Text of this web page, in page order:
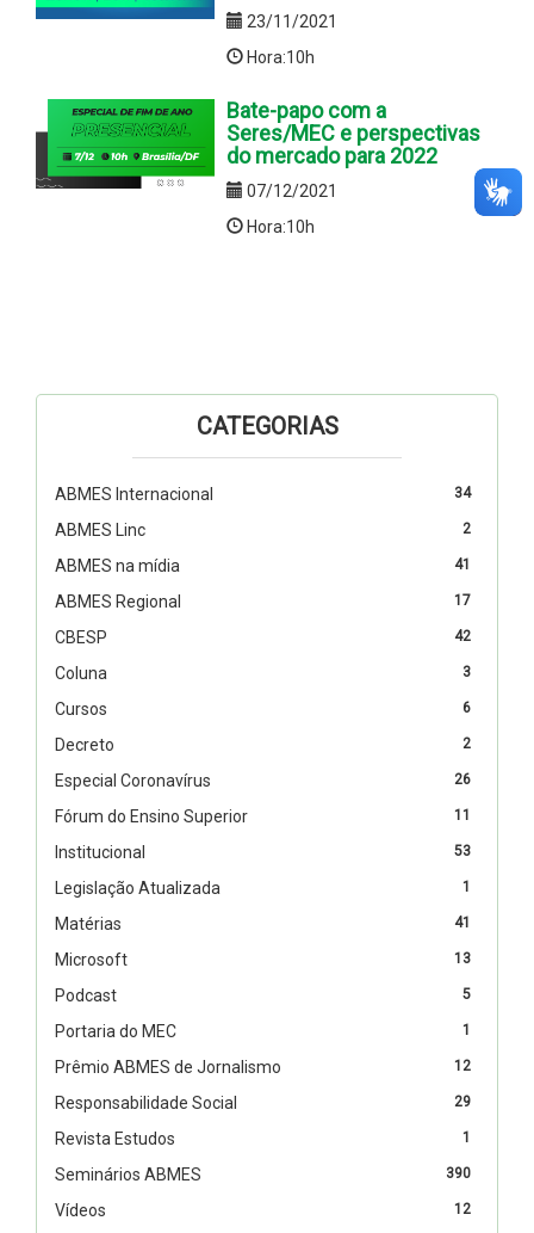
23/11/2021
Hora:10h
Bate-papo com a
Seres/MEC e perspectivas
do mercado para 2022
07/12/2021
Hora:10h
CATEGORIAS
34
ABMES Internacional
2
ABMES Linc
41
ABMES na mídia
17
ABMES Regional
42
CBESP
3
Coluna
6
Cursos
2
Decreto
26
Especial Coronavírus
11
Fórum do Ensino Superior
53
Institucional
1
Legislação Atualizada
41
Matérias
13
Microsoft
5
Podcast
1
Portaria do MEC
12
Prêmio ABMES de Jornalismo
29
Responsabilidade Social
1
Revista Estudos
390
Seminários ABMES
12
Vídeos